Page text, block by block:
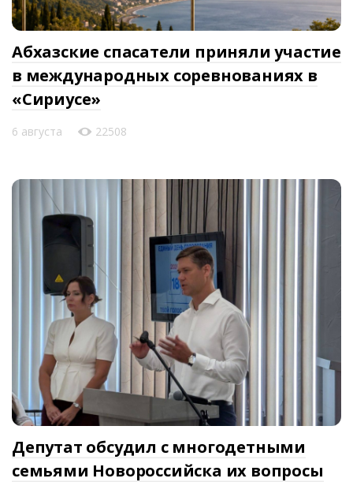
Абхазские спасатели приняли участие
в международных соревнованиях в
«Сириусе»
6 августа 22508
Депутат обсудил с многодетными
семьями Новороссийска их вопросы